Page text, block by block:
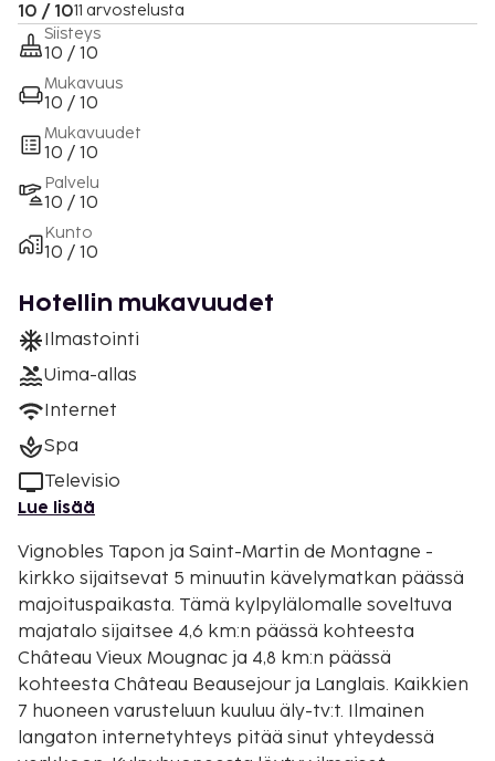
10 / 1011 arvostelusta
Siisteys
10 / 10
Mukavuus
10 / 10
Mukavuudet
10 / 10
Palvelu
10 / 10
Kunto
10 / 10
Hotellin mukavuudet
Ilmastointi
Uima-allas
Internet
Spa
Televisio
Lue lisää
Vignobles Tapon ja Saint-Martin de Montagne -
kirkko sijaitsevat 5 minuutin kävelymatkan päässä
majoituspaikasta. Tämä kylpylälomalle soveltuva
majatalo sijaitsee 4,6 km:n päässä kohteesta
Château Vieux Mougnac ja 4,8 km:n päässä
kohteesta Château Beausejour ja Langlais. Kaikkien
7 huoneen varusteluun kuuluu äly-tv:t. Ilmainen
langaton internetyhteys pitää sinut yhteydessä